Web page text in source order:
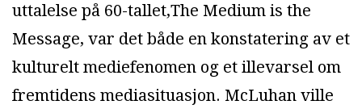
uttalelse på 60-tallet,The Medium is the
Message, var det både en konstatering av et
kulturelt mediefenomen og et illevarsel om
fremtidens mediasituasjon. McLuhan ville